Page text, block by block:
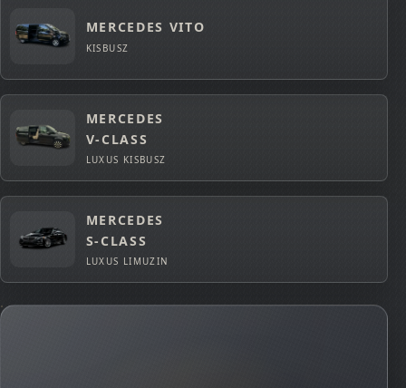
MERCEDES VITO
KISBUSZ
MERCEDES
V-CLASS
LUXUS KISBUSZ
MERCEDES
S-CLASS
LUXUS LIMUZIN